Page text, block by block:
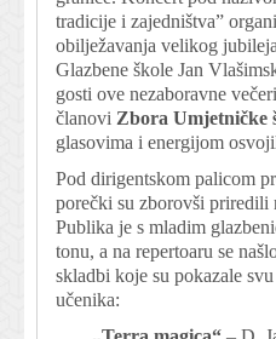
tradicije i zajedništva”
obilježavanja velikog
Glazbene škole Jan
gosti ove nezaboravne
članovi Zbora Umjetničke
glasovima i energijom
Pod dirigentskom palicom
porečki su zborovši priredili
Publika je s mladim
tonu, a na repertoaru se
skladbi koje su pokazale
učenika: